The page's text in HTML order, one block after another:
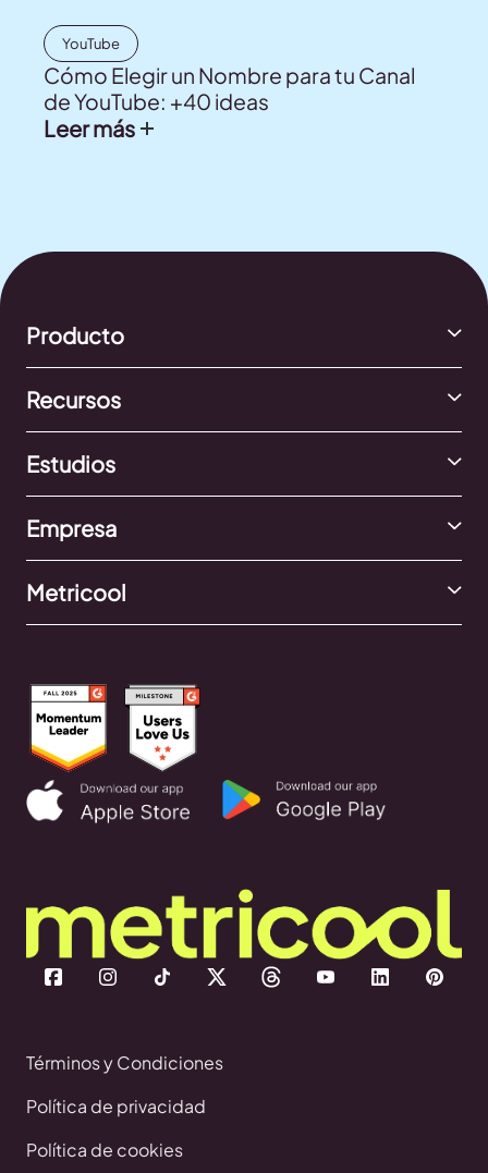
YouTube
Cómo Elegir un Nombre para tu Canal
de YouTube: +40 ideas
Leer más
Producto
Recursos
Estudios
Empresa
Metricool
Términos y Condiciones
Política de privacidad
Política de cookies